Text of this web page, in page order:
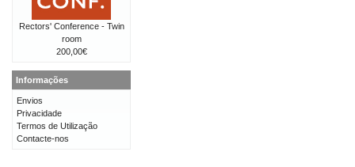
Rectors' Conference - Twin
room
200,00€
Informações
Envios
Privacidade
Termos de Utilização
Contacte-nos